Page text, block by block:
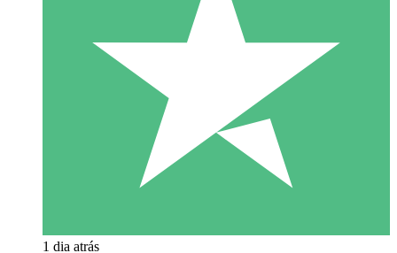
1 dia atrás